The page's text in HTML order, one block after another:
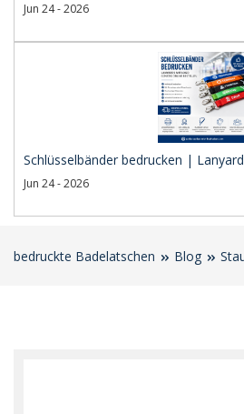
Jun 24 - 2026
Schlüsselbänder bedrucken |
Jun 24 - 2026
bedruckte Badelatschen Blog